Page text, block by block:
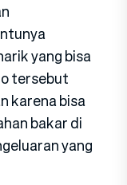
yang bisa
tersebut
karena bisa
bakar di
yang